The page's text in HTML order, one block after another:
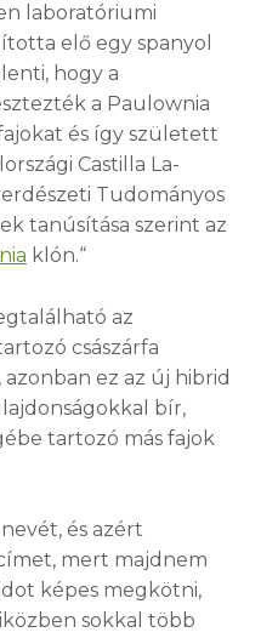
laboratóriumi
elő egy spanyol
hogy a
a Paulownia
és így született
Castilla La-
Tudományos
tanúsítása szerint az
klón.“
az
császárfa
ez az új hibrid
bír,
tartozó más fajok
és azért
mert majdnem
képes megkötni,
sokkal több